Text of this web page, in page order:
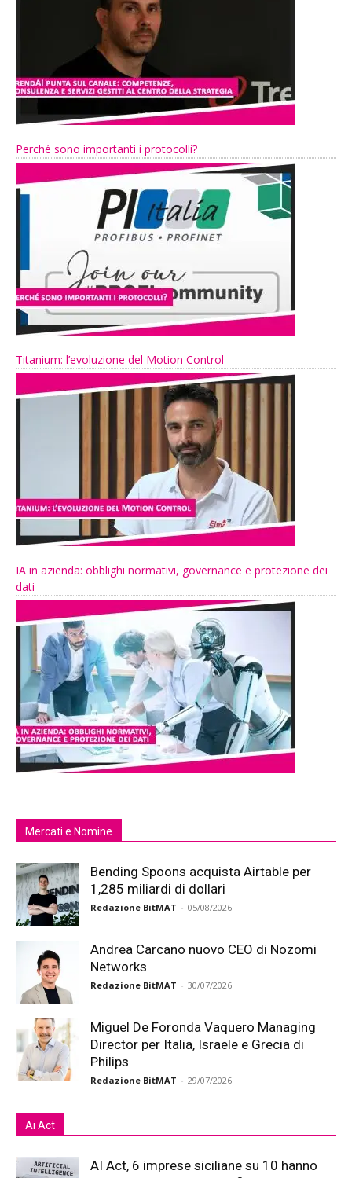
Perché sono importanti i protocolli?
Titanium: l’evoluzione del Motion Control
IA in azienda: obblighi normativi, governance e protezione dei
dati
Mercati e Nomine
Bending Spoons acquista Airtable per
1,285 miliardi di dollari
Redazione BitMAT - 05/08/2026
Andrea Carcano nuovo CEO di Nozomi
Networks
Redazione BitMAT - 30/07/2026
Miguel De Foronda Vaquero Managing
Director per Italia, Israele e Grecia di
Philips
Redazione BitMAT - 29/07/2026
Ai Act
AI Act, 6 imprese siciliane su 10 hanno